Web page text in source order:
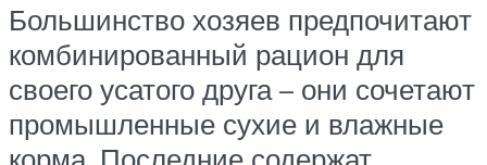
Большинство хозяев предпочитают
комбинированный рацион для
своего усатого друга – они сочетают
промышленные сухие и влажные
корма. Последние содержат